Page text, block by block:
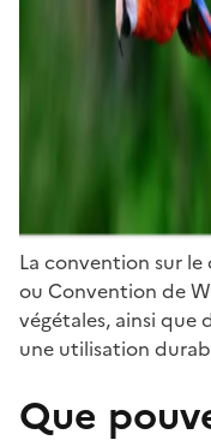
La convention sur
ou Convention de
végétales, ainsi que
une utilisation
Que